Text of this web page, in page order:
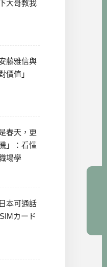
大哥教我
藤雅信與
價值」
春天，更
」：看懂
場學
本可通話
カード